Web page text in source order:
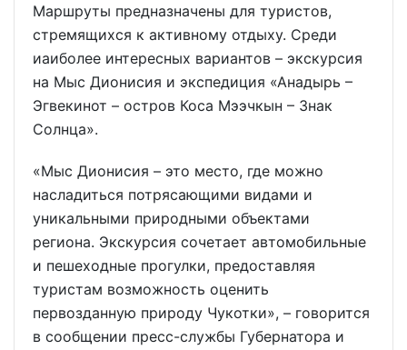
Маршруты предназначены для туристов,
стремящихся к активному отдыху. Среди
иаиболее интересных вариантов – экскурсия
на Мыс Дионисия и экспедиция «Анадырь –
Эгвекинот – остров Коса Мээчкын – Знак
Солнца».
«Мыс Дионисия – это место, где можно
насладиться потрясающими видами и
уникальными природными объектами
региона. Экскурсия сочетает автомобильные
и пешеходные прогулки, предоставляя
туристам возможность оценить
первозданную природу Чукотки», – говорится
в сообщении пресс-службы Губернатора и